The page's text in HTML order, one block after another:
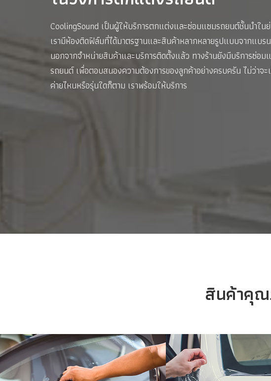
CoolingSound เป็นผู้ให้บริการตกแต่งและซ่อมแซมรถยนต์ชั้นนำใน
เรามีห้องติดฟิล์มที่ได้มาตรฐานและสินค้าหลากหลายรูปแบบจากแบ
นอกจากจำหน่ายสินค้าและบริการติดตั้งแล้ว ทางร้านยังมีบริการซ่อม
รถยนต์ เพื่อตอบสนองความต้องการของลูกค้าอย่างครบครัน ไม่ว่าจ
ค่ายไหนหรือรุ่นใดก็ตาม เราพร้อมให้บริการ
สินค้าคุ